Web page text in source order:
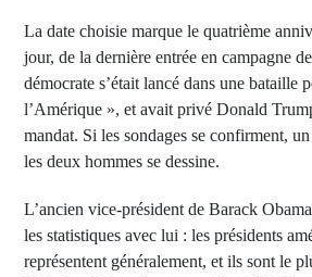
La date choisie marque le quatrième
jour, de la dernière entrée en campagne
démocrate s’était lancé dans une bataille
l’Amérique », et avait privé Donald
mandat. Si les sondages se confirment,
les deux hommes se dessine.
L’ancien vice-président de Barack
les statistiques avec lui : les présidents
représentent généralement, et ils sont le